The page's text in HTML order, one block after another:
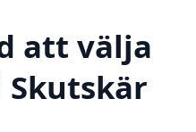
att välja